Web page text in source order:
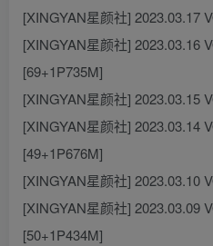
[XINGYAN星颜社] 2023.03.17
[XINGYAN星颜社] 2023.03.16
[69+1P735M]
[XINGYAN星颜社] 2023.03.15
[XINGYAN星颜社] 2023.03.14
[49+1P676M]
[XINGYAN星颜社] 2023.03.10
[XINGYAN星颜社] 2023.03.09
[50+1P434M]